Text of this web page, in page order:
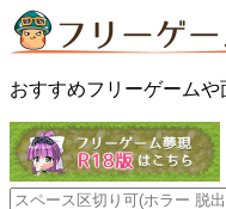
おすすめフリーゲーム